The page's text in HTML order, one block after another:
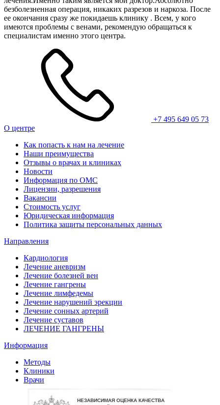
безболезненная операция, никаких разрезов и наркоза. После
ее окончания сразу же покидаешь клинику . Всем, у кого
имеются проблемы с венами, рекомендую обращаться к
специалистам именно этого центра.
+7 495 649 05 73
О центре
Как попасть к нам на лечение
Наши преимущества
Отзывы о врачах и клиниках
Новости
Информация по ОМС
Лицензии, разрешения
Вакансии
Стоимость услуг
Юридическая информация
Политика защиты персональных данных
Направления
Кардиология
Лечение аневризм
Лечение болезней вен
Лечение гангрены
Лечение лимфедемы
Лечение нарушений эрекции
Лечение сонных артерий
Лечение суставов
ЛЕЧЕНИЕ ГАНГРЕНЫ
Информация
Методы
Клиники
Врачи